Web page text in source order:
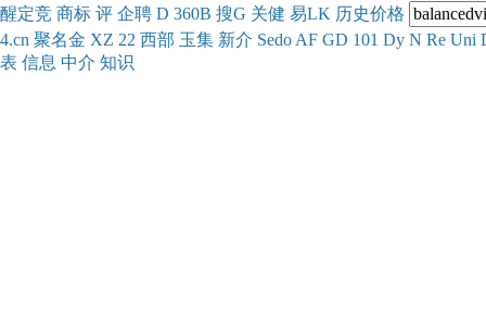
醒定竞 商标 评 企聘 D 360B 搜G 关健 易LK 历史价格
4.cn 聚名金 XZ 22 西部 玉集 新介 Sedo AF GD 101 Dy N Re Uni
表 信息 中介 知识